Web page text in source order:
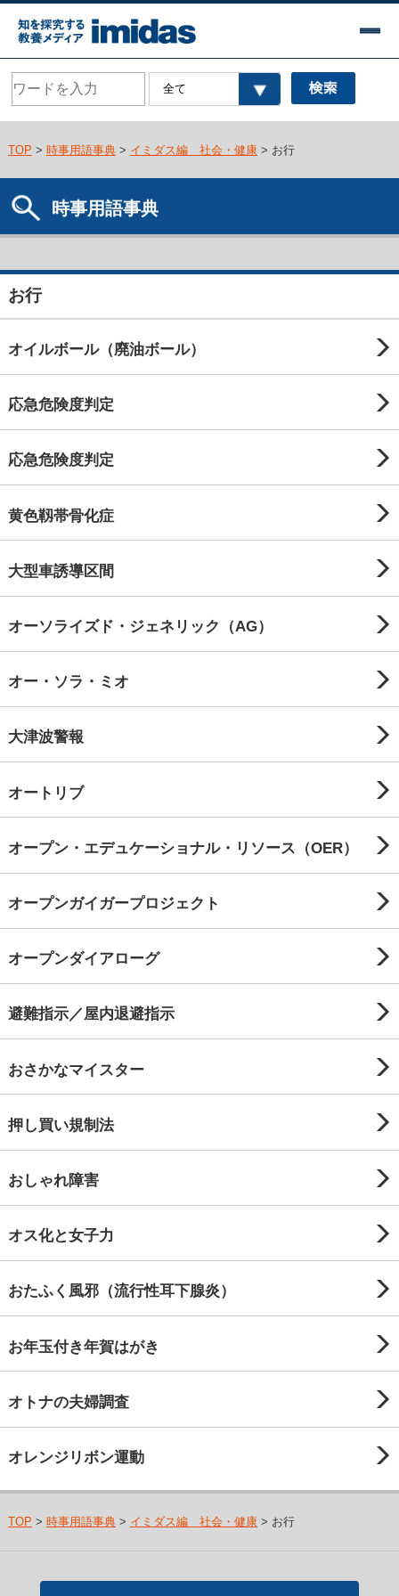
TOP > 時事用語事典> イミダス編 社会・健康> お行
時事用語事典
お行
オイルボール（廃油ボール）
応急危険度判定
応急危険度判定
黄色靱帯骨化症
大型車誘導区間
オーソライズド・ジェネリック（AG）
オー・ソラ・ミオ
大津波警報
オートリブ
オープン・エデュケーショナル・リソース（OER）
オープンガイガープロジェクト
オープンダイアローグ
避難指示／屋内退避指示
おさかなマイスター
押し買い規制法
おしゃれ障害
オス化と女子力
おたふく風邪（流行性耳下腺炎）
お年玉付き年賀はがき
オトナの夫婦調査
オレンジリボン運動
TOP > 時事用語事典> イミダス編 社会・健康> お行